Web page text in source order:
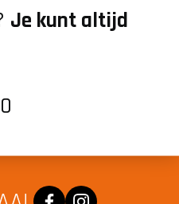
Je kunt altijd
FacebookInstagram